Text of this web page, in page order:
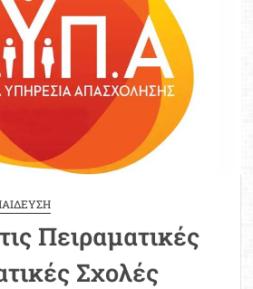
Πειραματικές
Σχολές